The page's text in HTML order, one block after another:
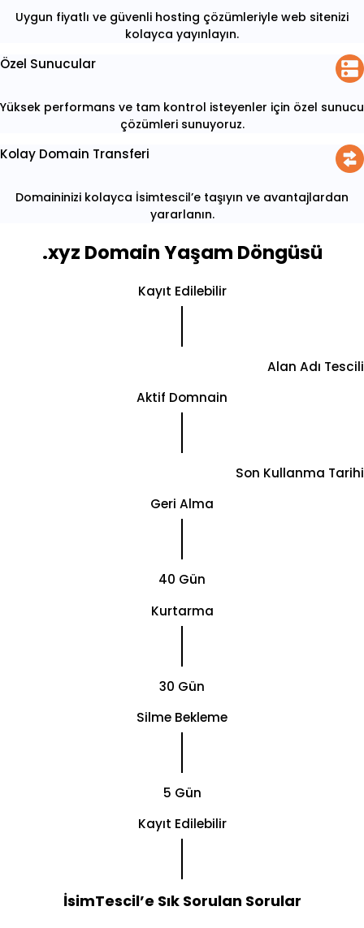
Uygun fiyatlı ve güvenli hosting çözümleriyle web sitenizi
kolayca yayınlayın.
Özel Sunucular
Yüksek performans ve tam kontrol isteyenler için özel sunucu
çözümleri sunuyoruz.
Kolay Domain Transferi
Domaininizi kolayca İsimtescil’e taşıyın ve avantajlardan
yararlanın.
.xyz Domain Yaşam Döngüsü
Kayıt Edilebilir
Alan Adı Tescili
Aktif Domnain
Son Kullanma Tarihi
Geri Alma
40 Gün
Kurtarma
30 Gün
Silme Bekleme
5 Gün
Kayıt Edilebilir
İsimTescil’e Sık Sorulan Sorular